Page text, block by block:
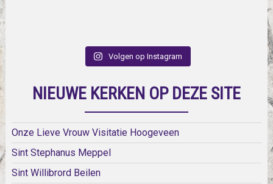
Volgen op Instagram
NIEUWE KERKEN OP DEZE SITE
Onze Lieve Vrouw Visitatie Hoogeveen
Sint Stephanus Meppel
Sint Willibrord Beilen